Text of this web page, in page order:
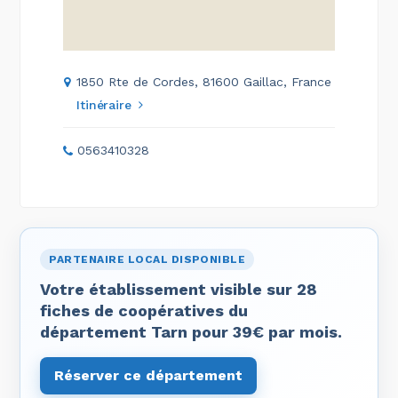
1850 Rte de Cordes, 81600 Gaillac, France
Itinéraire
0563410328
PARTENAIRE LOCAL DISPONIBLE
Votre établissement visible sur 28
fiches de coopératives du
département Tarn pour 39€ par mois.
Réserver ce département